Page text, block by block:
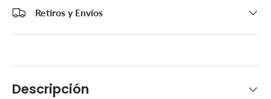
Retiros y Envíos
Descripción